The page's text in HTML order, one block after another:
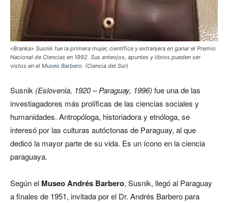
«Branka» Susnik fue la primera mujer, científica y extranjera en ganar el Premio
Nacional de Ciencias en 1992. Sus anteojos, apuntes y libros pueden ser
vistos en el Museo Barbero. (Ciencia del Sur)
Susnik (Eslovenia, 1920 – Paraguay, 1996) fue una de las
investiagadores más prolíficas de las ciencias sociales y
humanidades. Antropóloga, historiadora y etnóloga, se
interesó por las culturas autóctonas de Paraguay, al que
dedicó la mayor parte de su vida. Es un ícono en la ciencia
paraguaya.
Según el Museo Andrés Barbero, Susnik, llegó al Paraguay
a finales de 1951, invitada por el Dr. Andrés Barbero para